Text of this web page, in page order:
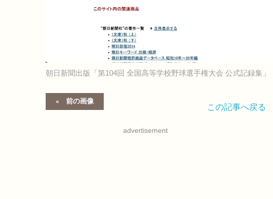
朝日新聞出版「第104回 全国高等学校野球選手権大会 公式記録集」
前の画像
この記事へ戻る
advertisement